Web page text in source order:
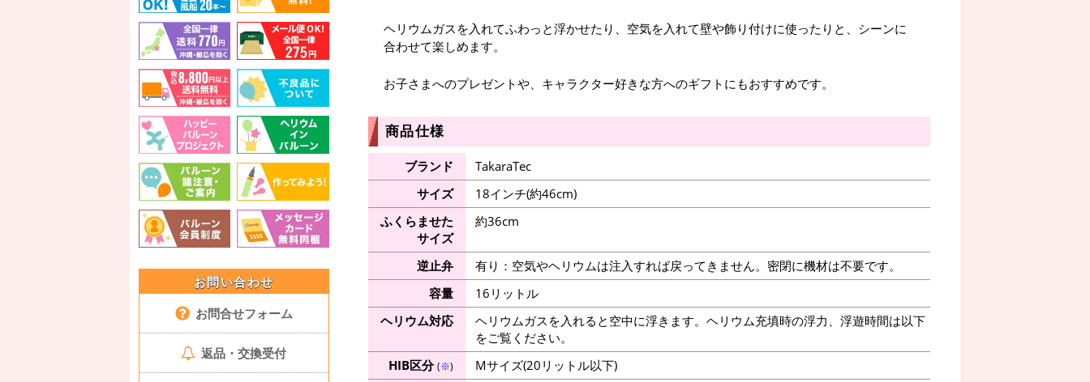
お問い合わせ
お問合せフォーム
返品・交換受付
ヘリウムガスを入れてふわっと浮かせたり、空気を入れて壁や飾り付けに使ったりと、シーンに
合わせて楽しめます。
お子さまへのプレゼントや、キャラクター好きな方へのギフトにもおすすめです。
商品仕様
ブランド
TakaraTec
サイズ
18インチ(約46cm)
ふくらませた
サイズ
約36cm
逆止弁
有り：空気やヘリウムは注入すれば戻ってきません。密閉に機材は不要です。
容量
16リットル
ヘリウム対応
ヘリウムガスを入れると空中に浮きます。ヘリウム充填時の浮力、浮遊時間は以下
をご覧ください。
HIB区分(※)
Mサイズ(20リットル以下)